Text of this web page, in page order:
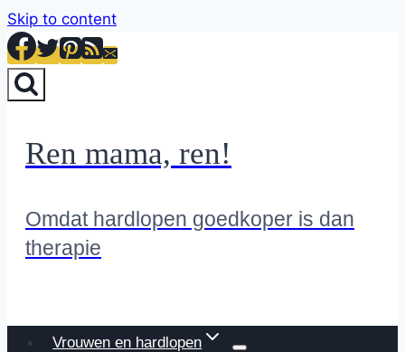
Skip to content
Ren mama, ren!
Omdat hardlopen goedkoper is dan
therapie
Vrouwen en hardlopen